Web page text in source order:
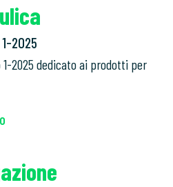
2025
2025 dedicato ai prodotti per